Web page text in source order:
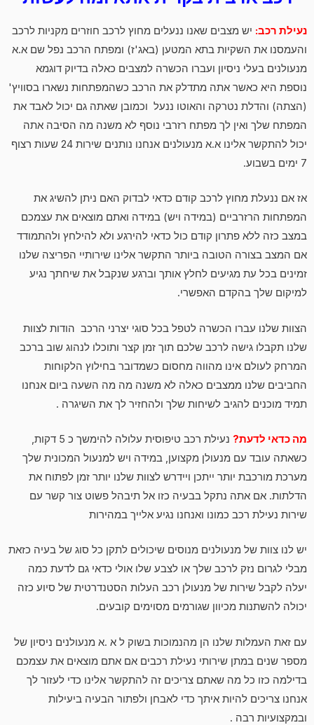
נעילת רכב: יש מצבים שאנו ננעלים מחוץ לרכב חוזרים מקניות לרכב
והעמסנו את השקיות בתא המטען (באג'ז) ומפתח הרכב נפל שם א.א
מנעולנים בעלי ניסיון ועברו הכשרה למצבים כאלה בדיוק דוגמא
נוספת היא כאשר אתה מתדלק את הרכב כשהמפתחות נשארו בסוויץ'
(הצתה) והדלת נטרקה והאוטו ננעל וכמובן שאתה גם יכול לאבד את
המפתח שלך ואין לך מפתח רזרבי נוסף לא משנה מה הסיבה אתה
יכול להתקשר אלינו א.א מנעולנים אנחנו נותנים שירות 24 שעות רצוף
7 ימים בשבוע.
אז אם ננעלת מחוץ לרכב קודם כדאי לבדוק האם ניתן להשיג את
המפתחות הרזרביים (במידה ויש) במידה ואתם מוצאים את עצמכם
במצב כזה ללא פתרון קודם כול כדאי להירגע ולא להילחץ ולהתמודד
אם המצב בצורה הטובה ביותר התקשר אלינו שירותיי הפריצה שלנו
זמינים בכל עת מגיעים לחלץ אותך וברגע שנקבל את שיחתך נגיע
למיקום שלך בהקדם האפשרי.
הצוות שלנו עברו הכשרה לטפל בכל סוגי יצרני הרכב הודות לצוות
שלנו תקבלו גישה לרכב שלכם תוך זמן קצר ותוכלו לנהוג שוב ברכב
המרחק לעולם אינו מהווה מחסום כשמדובר בחילוץ הלקוחות
החביבים שלנו ממצבים כאלה לא משנה מה מה השעה ביום אנחנו
תמיד מוכנים להגיב לשיחות שלך ולהחזיר לך את השיגרה .
מה כדאי לדעת?
נעילת רכב טיפוסית עלולה להימשך כ 5 דקות,
כשאתה עובד עם מנעולן מקצוען, במידה ויש למנעול המכונית שלך
מערכת מורכבת יותר ייתכן ויידרש לצוות שלנו יותר זמן לפתוח את
הדלתות. אם אתה נתקל בבעיה כזו אל תיבהל פשוט צור קשר עם
שירות נעילת רכב כמונו ואנחנו נגיע אלייך במהירות
יש לנו צוות של מנעולנים מנוסים שיכולים לתקן כל סוג של בעיה כזאת
מבלי לגרום נזק לרכב שלך או לצבע שלו אולי כדאי גם לדעת כמה
יעלה לקבל שירות של מנעולן רכב העלות הסטנדרטית של סיוע כזה
יכולה להשתנות מכיוון שגורמים מסוימים קובעים.
עם זאת העמלות שלנו הן מהנמוכות בשוק ל א .א מנעולנים ניסיון של
מספר שנים במתן שירותי נעילת רכבים אם אתם מוצאים את עצמכם
בדילמה כזו כל מה שאתם צריכים זה להתקשר אלינו כדי לעזור לך
אנחנו צריכים להיות איתך כדי לאבחן ולפתור הבעיה ביעילות
ובמקצועיות רבה .